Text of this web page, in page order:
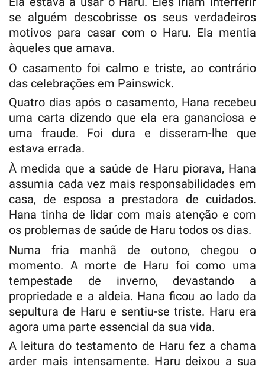
se alguém descobrisse os seus verdadeiros
motivos para casar com o Haru. Ela mentia
àqueles que amava.
O casamento foi calmo e triste, ao contrário
das celebrações em Painswick.
Quatro dias após o casamento, Hana recebeu
uma carta dizendo que ela era gananciosa e
uma fraude. Foi dura e disseram-lhe que
estava errada.
À medida que a saúde de Haru piorava, Hana
assumia cada vez mais responsabilidades em
casa, de esposa a prestadora de cuidados.
Hana tinha de lidar com mais atenção e com
os problemas de saúde de Haru todos os dias.
Numa fria manhã de outono, chegou o
momento. A morte de Haru foi como uma
tempestade de inverno, devastando a
propriedade e a aldeia. Hana ficou ao lado da
sepultura de Haru e sentiu-se triste. Haru era
agora uma parte essencial da sua vida.
A leitura do testamento de Haru fez a chama
arder mais intensamente. Haru deixou a sua